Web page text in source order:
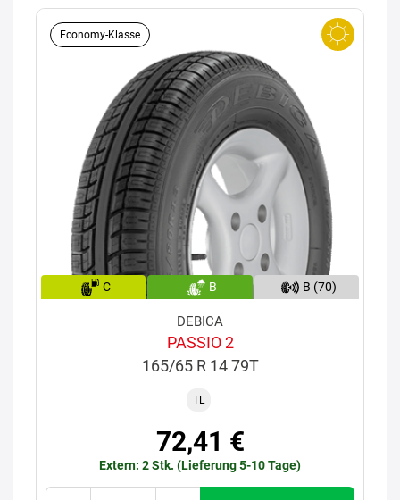
Economy-Klasse
C B B (70)
DEBICA
PASSIO 2
165/65 R 14 79T
TL
72,41 €
Extern: 2 Stk. (Lieferung 5-10 Tage)